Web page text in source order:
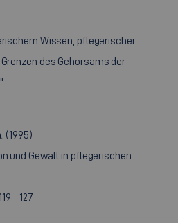
Wissen, pflegerischer
des Gehorsams der
. (1995)
und Gewalt in pflegerischen
- 127